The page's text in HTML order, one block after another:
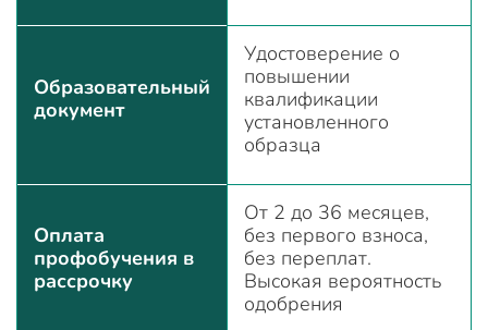
Образовательный
документ
Удостоверение о
повышении
квалификации
установленного
образца
Оплата
профобучения в
рассрочку
От 2 до 36 месяцев,
без первого взноса,
без переплат.
Высокая вероятность
одобрения